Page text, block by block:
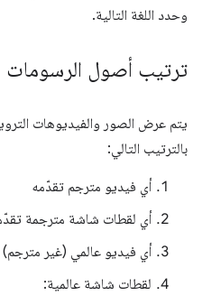
وحدد اللغة التالية.
ترتيب أصول الرسومات
يتم عرض الصور والفيديوهات
بالترتيب التالي:
أي فيديو مترجم تقدّمه
أي لقطات شاشة مترجمة
أي فيديو عالمي (غير مترجم)
لقطات شاشة عالمية: